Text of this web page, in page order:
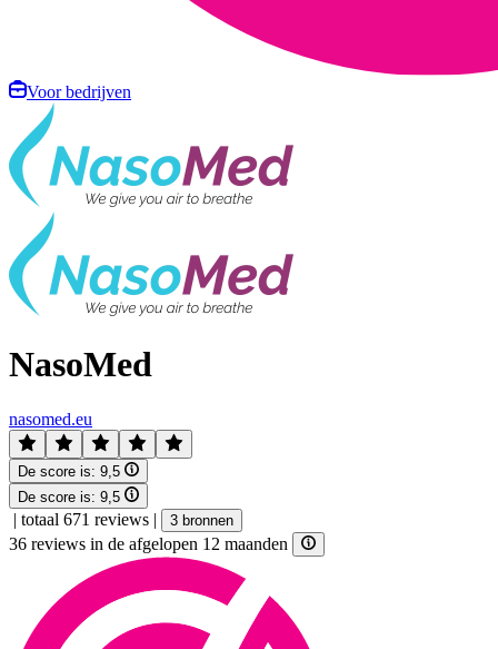
Voor bedrijven
NasoMed
nasomed.eu
De score is: 9,5
De score is: 9,5
| totaal 671 reviews | 3 bronnen
36 reviews in de afgelopen 12 maanden